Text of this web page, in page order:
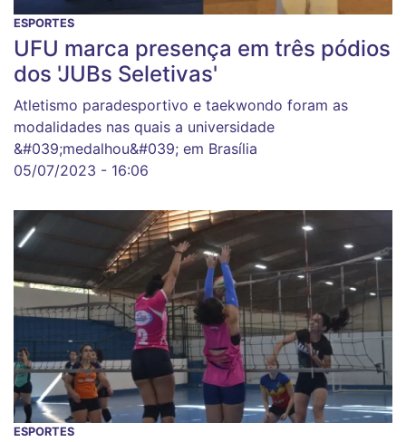
ESPORTES
UFU marca presença em três pódios
dos 'JUBs Seletivas'
Atletismo paradesportivo e taekwondo foram as
modalidades nas quais a universidade
&#039;medalhou&#039; em Brasília
05/07/2023 - 16:06
ESPORTES